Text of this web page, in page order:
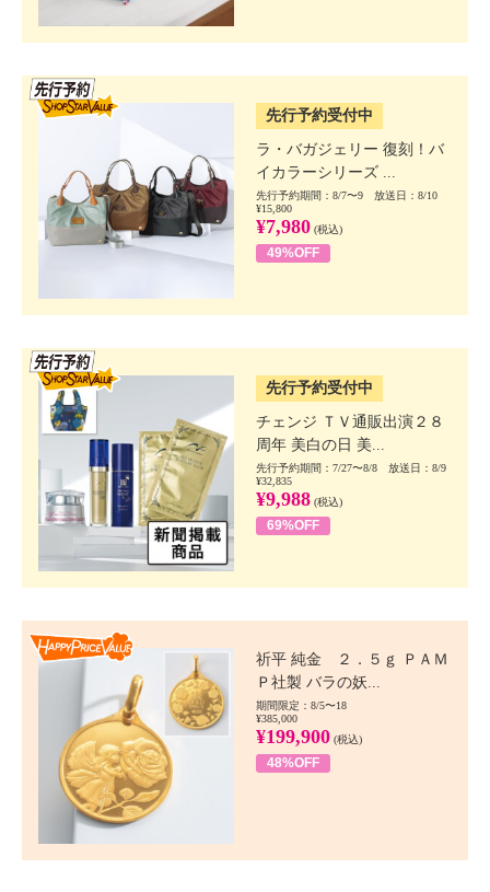
先行予約受付中
ラ・バガジェリー 復刻！バ
イカラーシリーズ ...
先行予約期間：8/7〜9 放送日：8/10
¥15,800
¥7,980 (税込)
49%OFF
先行予約受付中
チェンジ ＴＶ通販出演２８
周年 美白の日 美...
先行予約期間：7/27〜8/8 放送日：8/9
¥32,835
¥9,988 (税込)
69%OFF
祈平 純金 ２．５ｇ ＰＡＭ
Ｐ社製 バラの妖...
期間限定：8/5〜18
¥385,000
¥199,900 (税込)
48%OFF